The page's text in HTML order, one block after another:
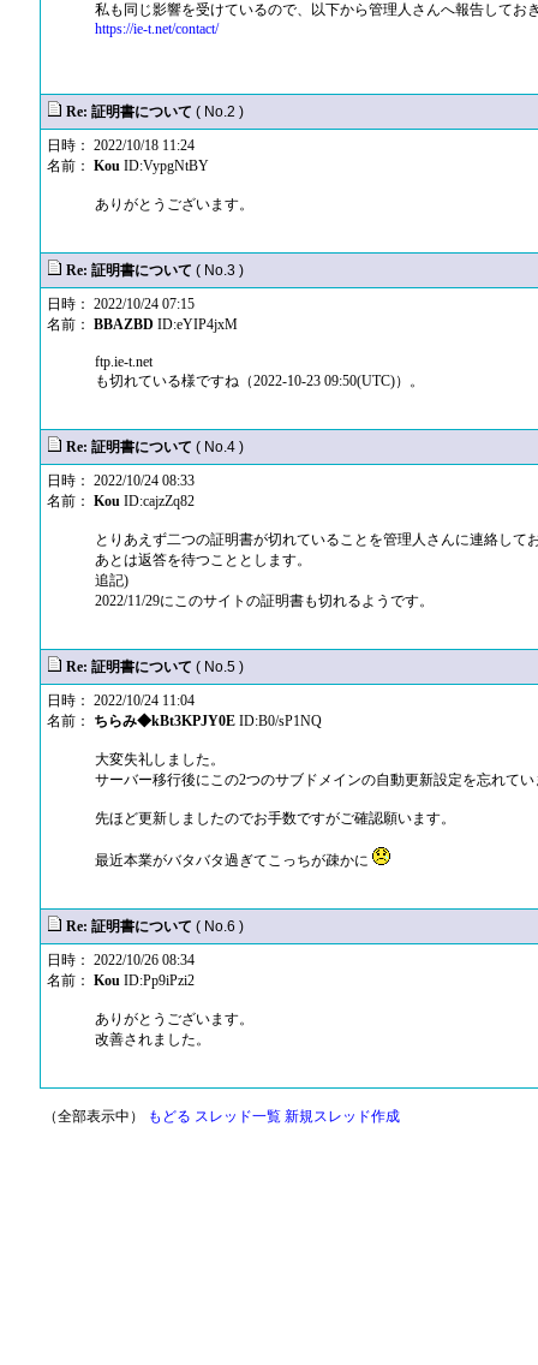
私も同じ影響を受けているので、以下から管理人さんへ報告してお
https://ie-t.net/contact/
Re: 証明書について ( No.2 )
日時： 2022/10/18 11:24
名前： KouID:VypgNtBY
ありがとうございます。
Re: 証明書について ( No.3 )
日時： 2022/10/24 07:15
名前： BBAZBD ID:eYIP4jxM
ftp.ie-t.net
も切れている様ですね（2022-10-23 09:50(UTC)）。
Re: 証明書について ( No.4 )
日時： 2022/10/24 08:33
名前： KouID:cajzZq82
とりあえず二つの証明書が切れていることを管理人さんに連絡して
あとは返答を待つこととします。
追記)
2022/11/29にこのサイトの証明書も切れるようです。
Re: 証明書について ( No.5 )
日時： 2022/10/24 11:04
名前：
ちらみ◆kBt3KPJY0EID:B0/sP1NQ
大変失礼しました。
サーバー移行後にこの2つのサブドメインの自動更新設定を忘れてい
先ほど更新しましたのでお手数ですがご確認願います。
最近本業がバタバタ過ぎてこっちが疎かに
Re: 証明書について ( No.6 )
日時： 2022/10/26 08:34
名前： KouID:Pp9iPzi2
ありがとうございます。
改善されました。
（全部表示中） もどる スレッド一覧 新規スレッド作成